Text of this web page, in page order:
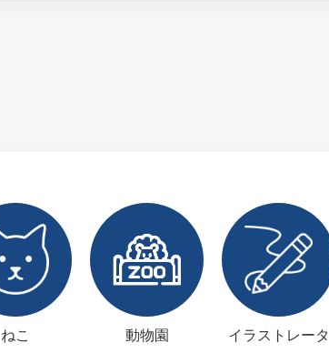
ねこ 動物園
イラストレータ